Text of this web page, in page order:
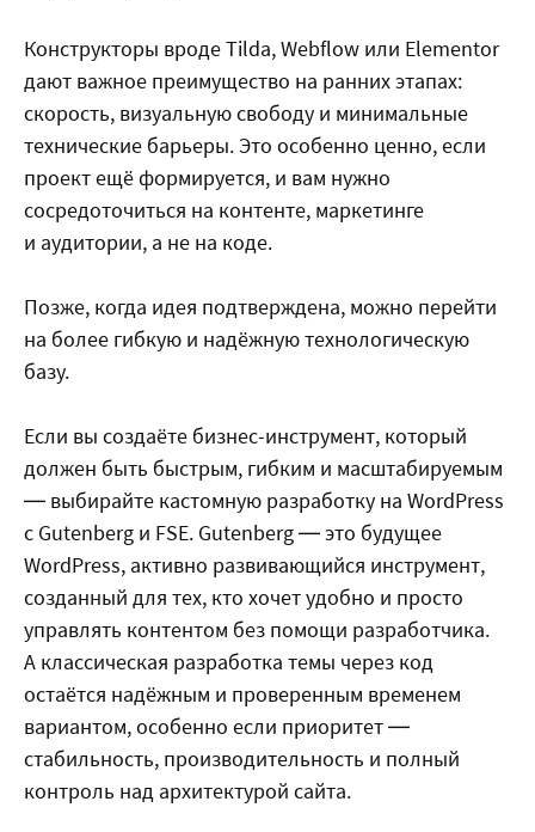
Конструкторы вроде Tilda, Webflow или Elementor
дают важное преимущество на ранних этапах:
скорость, визуальную свободу и минимальные
технические барьеры. Это особенно ценно, если
проект ещё формируется, и вам нужно
сосредоточиться на контенте, маркетинге
и аудитории, а не на коде.
Позже, когда идея подтверждена, можно перейти
на более гибкую и надёжную технологическую
базу.
Если вы создаёте бизнес-инструмент, который
должен быть быстрым, гибким и масштабируемым
— выбирайте кастомную разработку на WordPress
с Gutenberg и FSE. Gutenberg — это будущее
WordPress, активно развивающийся инструмент,
созданный для тех, кто хочет удобно и просто
управлять контентом без помощи разработчика.
А классическая разработка темы через код
остаётся надёжным и проверенным временем
вариантом, особенно если приоритет —
стабильность, производительность и полный
контроль над архитектурой сайта.